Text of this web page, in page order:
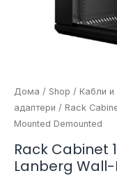
Дома / Shop / Кабли и
адаптери / Rack
Mounted Demounted
Rack Cabinet
Lanberg